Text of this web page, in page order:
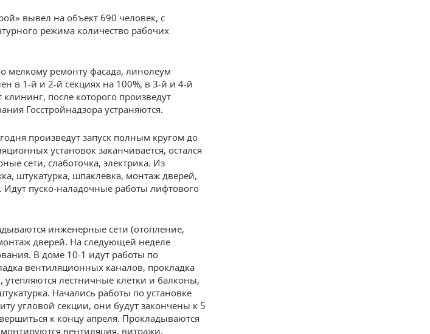
вывел на объект 690 человек, с
режима количество рабочих
мелкому ремонту фасада, линолеум
в 1-й и 2-й секциях на 100%, в 3-й и 4-й
после которого произведут
Госстройнадзора устраняются.
произведут запуск полным кругом до
установок заканчивается, остался
сети, слаботочка, электрика. Из
штукатурка, шпаклевка, монтаж дверей,
пуско-наладочные работы лифтового
инженерные сети (отопление,
дверей. На следующей неделе
В доме 10-1 идут работы по
вентиляционных каналов, прокладка
лестничные клетки и балконы,
Начались работы по установке
угловой секции, они будут закончены к 5
к концу апреля. Прокладываются
вентиляция, витражи,